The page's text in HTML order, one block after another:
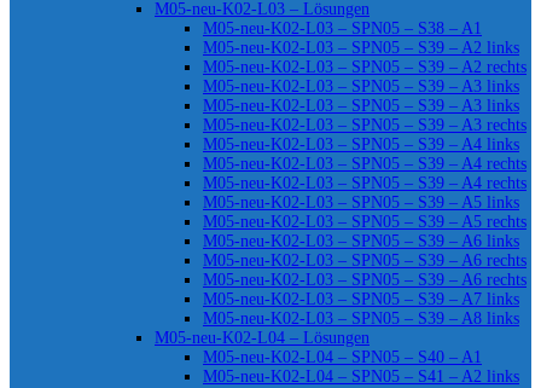
M05-neu-K02-L03 – Lösungen
M05-neu-K02-L03 – SPN05 – S38 – A1
M05-neu-K02-L03 – SPN05 – S39 – A2 links
M05-neu-K02-L03 – SPN05 – S39 – A2 rechts
M05-neu-K02-L03 – SPN05 – S39 – A3 links
M05-neu-K02-L03 – SPN05 – S39 – A3 links
M05-neu-K02-L03 – SPN05 – S39 – A3 rechts
M05-neu-K02-L03 – SPN05 – S39 – A4 links
M05-neu-K02-L03 – SPN05 – S39 – A4 rechts
M05-neu-K02-L03 – SPN05 – S39 – A4 rechts
M05-neu-K02-L03 – SPN05 – S39 – A5 links
M05-neu-K02-L03 – SPN05 – S39 – A5 rechts
M05-neu-K02-L03 – SPN05 – S39 – A6 links
M05-neu-K02-L03 – SPN05 – S39 – A6 rechts
M05-neu-K02-L03 – SPN05 – S39 – A6 rechts
M05-neu-K02-L03 – SPN05 – S39 – A7 links
M05-neu-K02-L03 – SPN05 – S39 – A8 links
M05-neu-K02-L04 – Lösungen
M05-neu-K02-L04 – SPN05 – S40 – A1
M05-neu-K02-L04 – SPN05 – S41 – A2 links